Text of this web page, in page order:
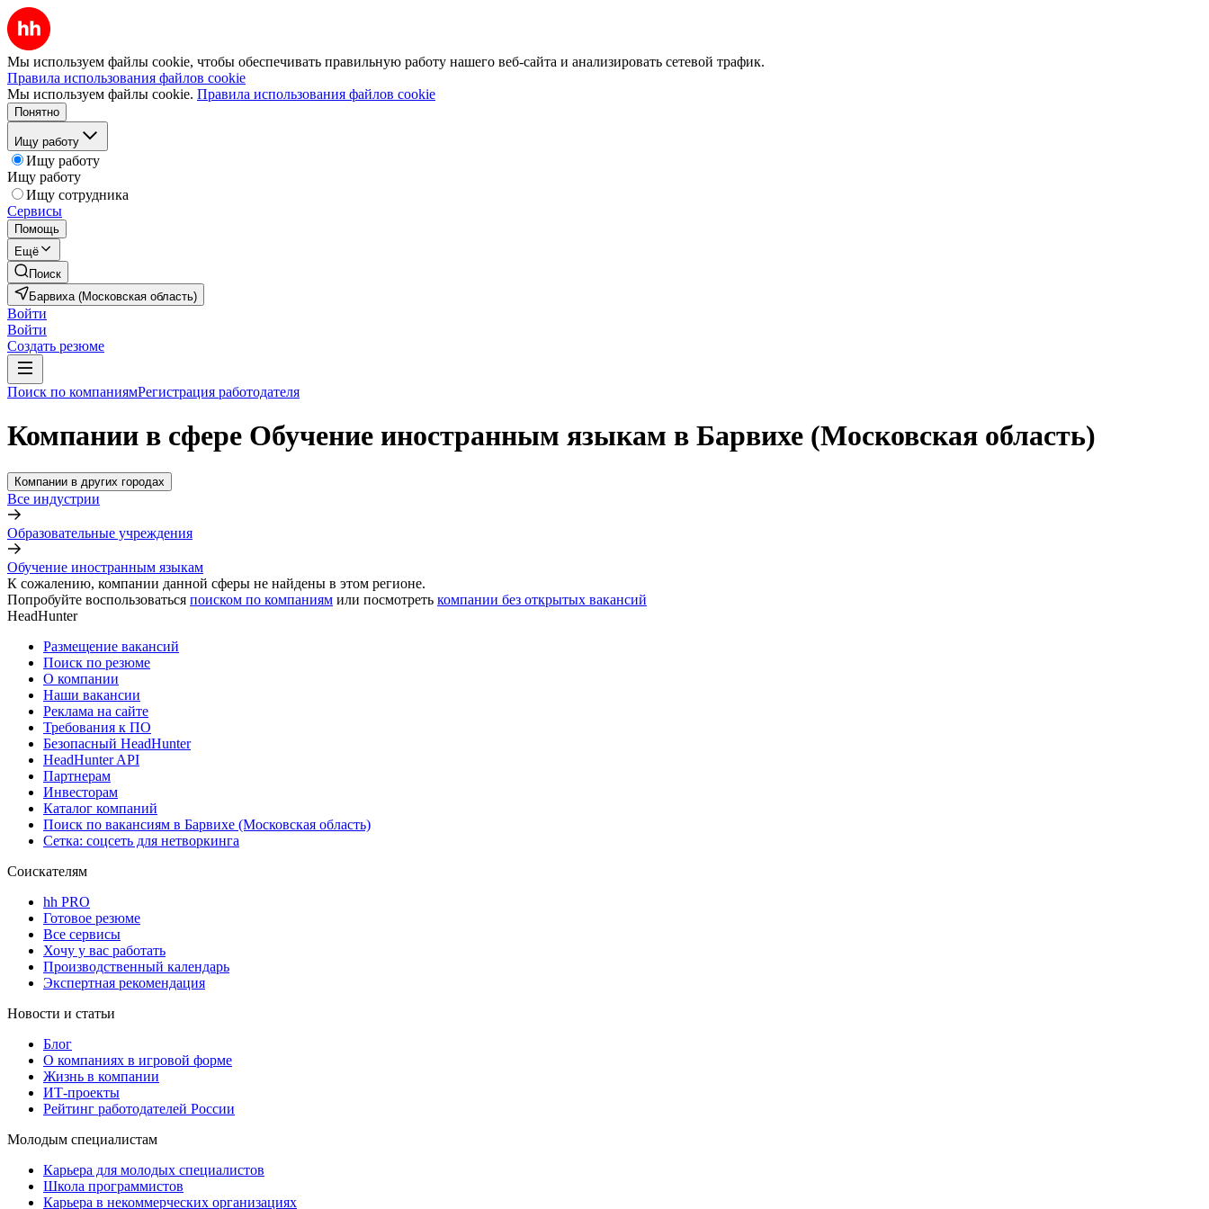
Мы используем файлы cookie, чтобы обеспечивать правильную работу нашего веб-сайта и анализировать сетевой трафик.
Правила использования файлов cookie
Мы используем файлы cookie. Правила использования файлов cookie
Понятно
Ищу работу
Ищу работу
Ищу работу
Ищу сотрудника
Сервисы
Помощь
Ещё
Поиск
Барвиха (Московская область)
Войти
Войти
Создать резюме
Поиск по компаниямРегистрация работодателя
Компании в сфере Обучение иностранным языкам в Барвихе (Московская область)
Компании в других городах
Все индустрии
Образовательные учреждения
Обучение иностранным языкам
К сожалению, компании данной сферы не найдены в этом регионе.
Попробуйте воспользоваться поиском по компаниям или посмотреть компании без открытых вакансий
HeadHunter
Размещение вакансий
Поиск по резюме
О компании
Наши вакансии
Реклама на сайте
Требования к ПО
Безопасный HeadHunter
HeadHunter API
Партнерам
Инвесторам
Каталог компаний
Поиск по вакансиям в Барвихе (Московская область)
Сетка: соцсеть для нетворкинга
Соискателям
hh PRO
Готовое резюме
Все сервисы
Хочу у вас работать
Производственный календарь
Экспертная рекомендация
Новости и статьи
Блог
О компаниях в игровой форме
Жизнь в компании
ИТ-проекты
Рейтинг работодателей России
Молодым специалистам
Карьера для молодых специалистов
Школа программистов
Карьера в некоммерческих организациях